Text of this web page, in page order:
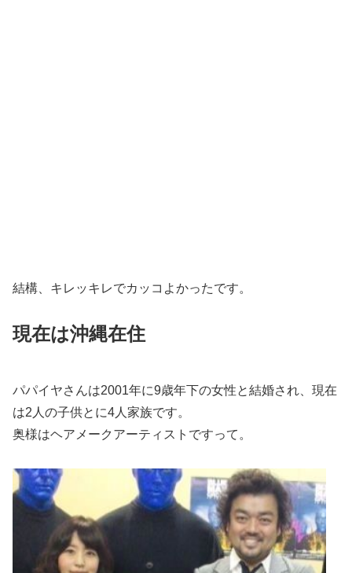
結構、キレッキレでカッコよかったです。
現在は沖縄在住
パパイヤさんは2001年に9歳年下の女性と結婚され、現在
は2人の子供とに4人家族です。
奥様はヘアメークアーティストですって。